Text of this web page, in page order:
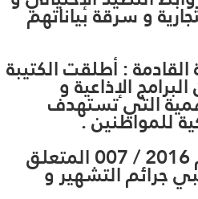
و سرقة بياناتهم
: أطلقت الكتيبة
الإذاعية و
التي تستهدف
للمواطنين .
_ تعمل هذه الوحدات وفق القانون رقم 2016 / 007 المتعلق
جرائم التشهير و